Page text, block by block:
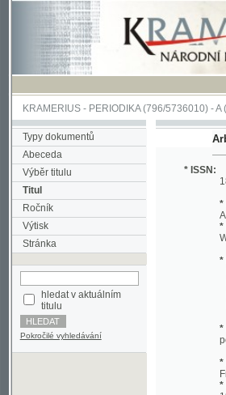
KRAMERIUS-PERIODIKA(796/5736010) -A(14/
Typy dokumentů
Abeceda
Výběr titulu
Titul
Ročník
Výtisk
Stránka
hledat v aktuálním
Pokročilé vyhledávání
1804-
*
*
*
*
*
1885
*